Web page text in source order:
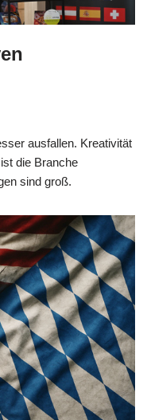
ausfallen. Kreativität
die Branche
sind groß.